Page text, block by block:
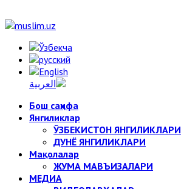
Бош саҳифа
Янгиликлар
ЎЗБЕКИСТОН ЯНГИЛИКЛАРИ
ДУНЁ ЯНГИЛИКЛАРИ
Мақолалар
ЖУМА МАВЪИЗАЛАРИ
МЕДИА